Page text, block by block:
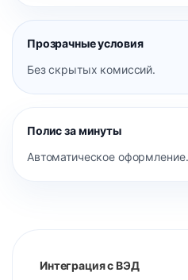
Прозрачные условия
Без скрытых комиссий.
Полис за минуты
Автоматическое оформление.
Интеграция с ВЭД